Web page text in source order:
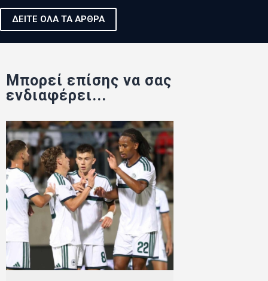
ΔΕΙΤΕ ΟΛΑ ΤΑ ΑΡΘΡΑ
Μπορεί επίσης να σας
ενδιαφέρει...